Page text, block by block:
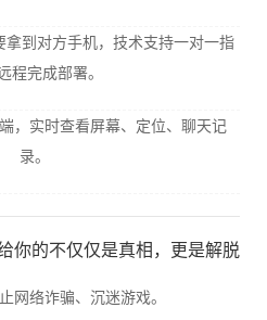
拿到对方手机，技术支持一对一指
程完成部署。
，实时查看屏幕、定位、聊天记
录。
的不仅仅是真相，更是解脱
网络诈骗、沉迷游戏。